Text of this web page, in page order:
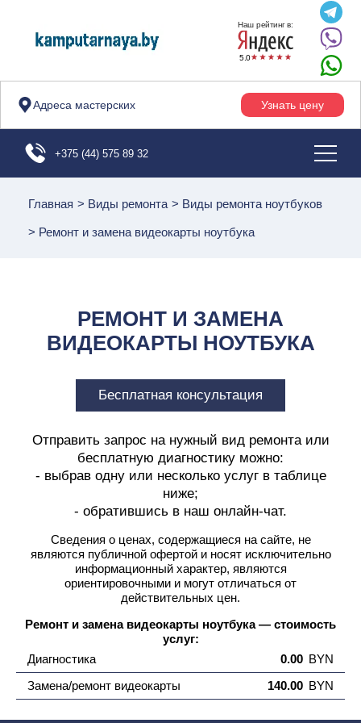
Наш рейтинг в:
5.0
Адреса мастерских Узнать цену
+375 (44) 575 89 32
Главная > Виды ремонта > Виды ремонта ноутбуков
> Ремонт и замена видеокарты ноутбука
РЕМОНТ И ЗАМЕНА
ВИДЕОКАРТЫ НОУТБУКА
Бесплатная консультация
Отправить запрос на нужный вид ремонта или
бесплатную диагностику можно:
- выбрав одну или несколько услуг в таблице
ниже;
- обратившись в наш онлайн-чат.
Сведения о ценах, содержащиеся на сайте, не
являются публичной офертойи носят исключительно
информационный характер, являются
ориентировочными и могут отличаться от
действительных цен.
Ремонт и замена видеокарты ноутбука — стоимость
услуг:
Диагностика
0.00 BYN
Замена/ремонт видеокарты
140.00 BYN